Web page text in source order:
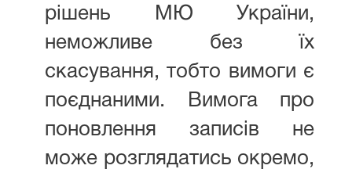
рішень МЮ України,
неможливе без їх
скасування, тобто вимоги є
поєднаними. Вимога про
поновлення записів не
може розглядатись окремо,